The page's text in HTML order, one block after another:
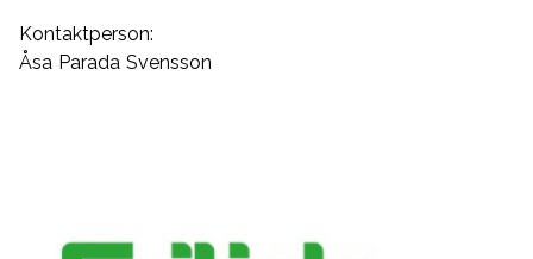
Kontaktperson:
Åsa Parada Svensson